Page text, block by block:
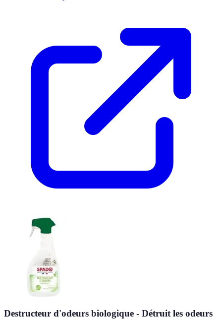
Destructeur d'odeurs biologique - Détruit les odeurs